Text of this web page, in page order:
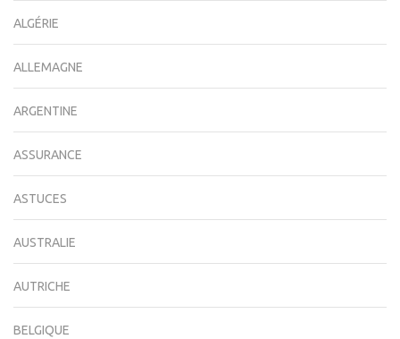
ALGÉRIE
ALLEMAGNE
ARGENTINE
ASSURANCE
ASTUCES
AUSTRALIE
AUTRICHE
BELGIQUE